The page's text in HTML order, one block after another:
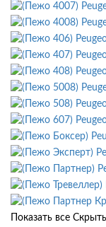
Показать все